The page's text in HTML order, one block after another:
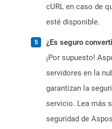
cURL en caso de
esté disponible.
¿Es seguro
¡Por supuesto!
servidores en la
garantizan la
servicio. Lea más
seguridad de